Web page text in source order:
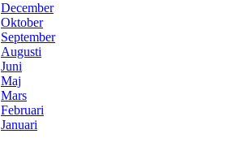
December
Oktober
September
Augusti
Juni
Maj
Mars
Februari
Januari